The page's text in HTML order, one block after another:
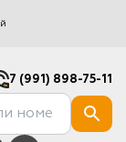
7 (991) 898-75-11